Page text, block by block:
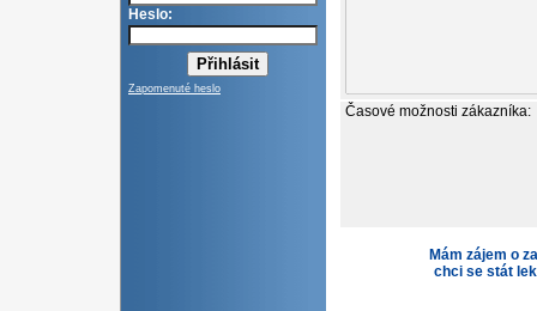
Heslo:
Zapomenuté heslo
Časové možnosti zákazníka:
Mám zájem o
chci se stát